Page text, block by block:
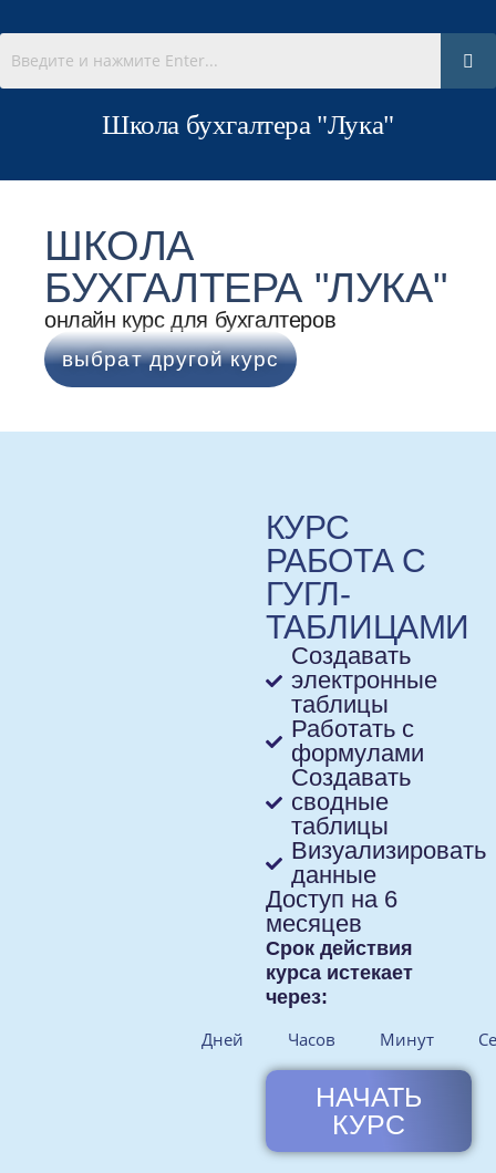
Школа бухгалтера "Лука"
ШКОЛА
БУХГАЛТЕРА "ЛУКА"
онлайн курс для бухгалтеров
выбрат другой курс
КУРС
РАБОТА С
ГУГЛ-
ТАБЛИЦАМИ
Создавать
электронные
таблицы
Работать с
формулами
Создавать
сводные
таблицы
Визуализировать
данные
Доступ на 6
месяцев
Срок действия
курса истекает
через:
Дней
Часов Минут
НАЧАТЬ
КУРС